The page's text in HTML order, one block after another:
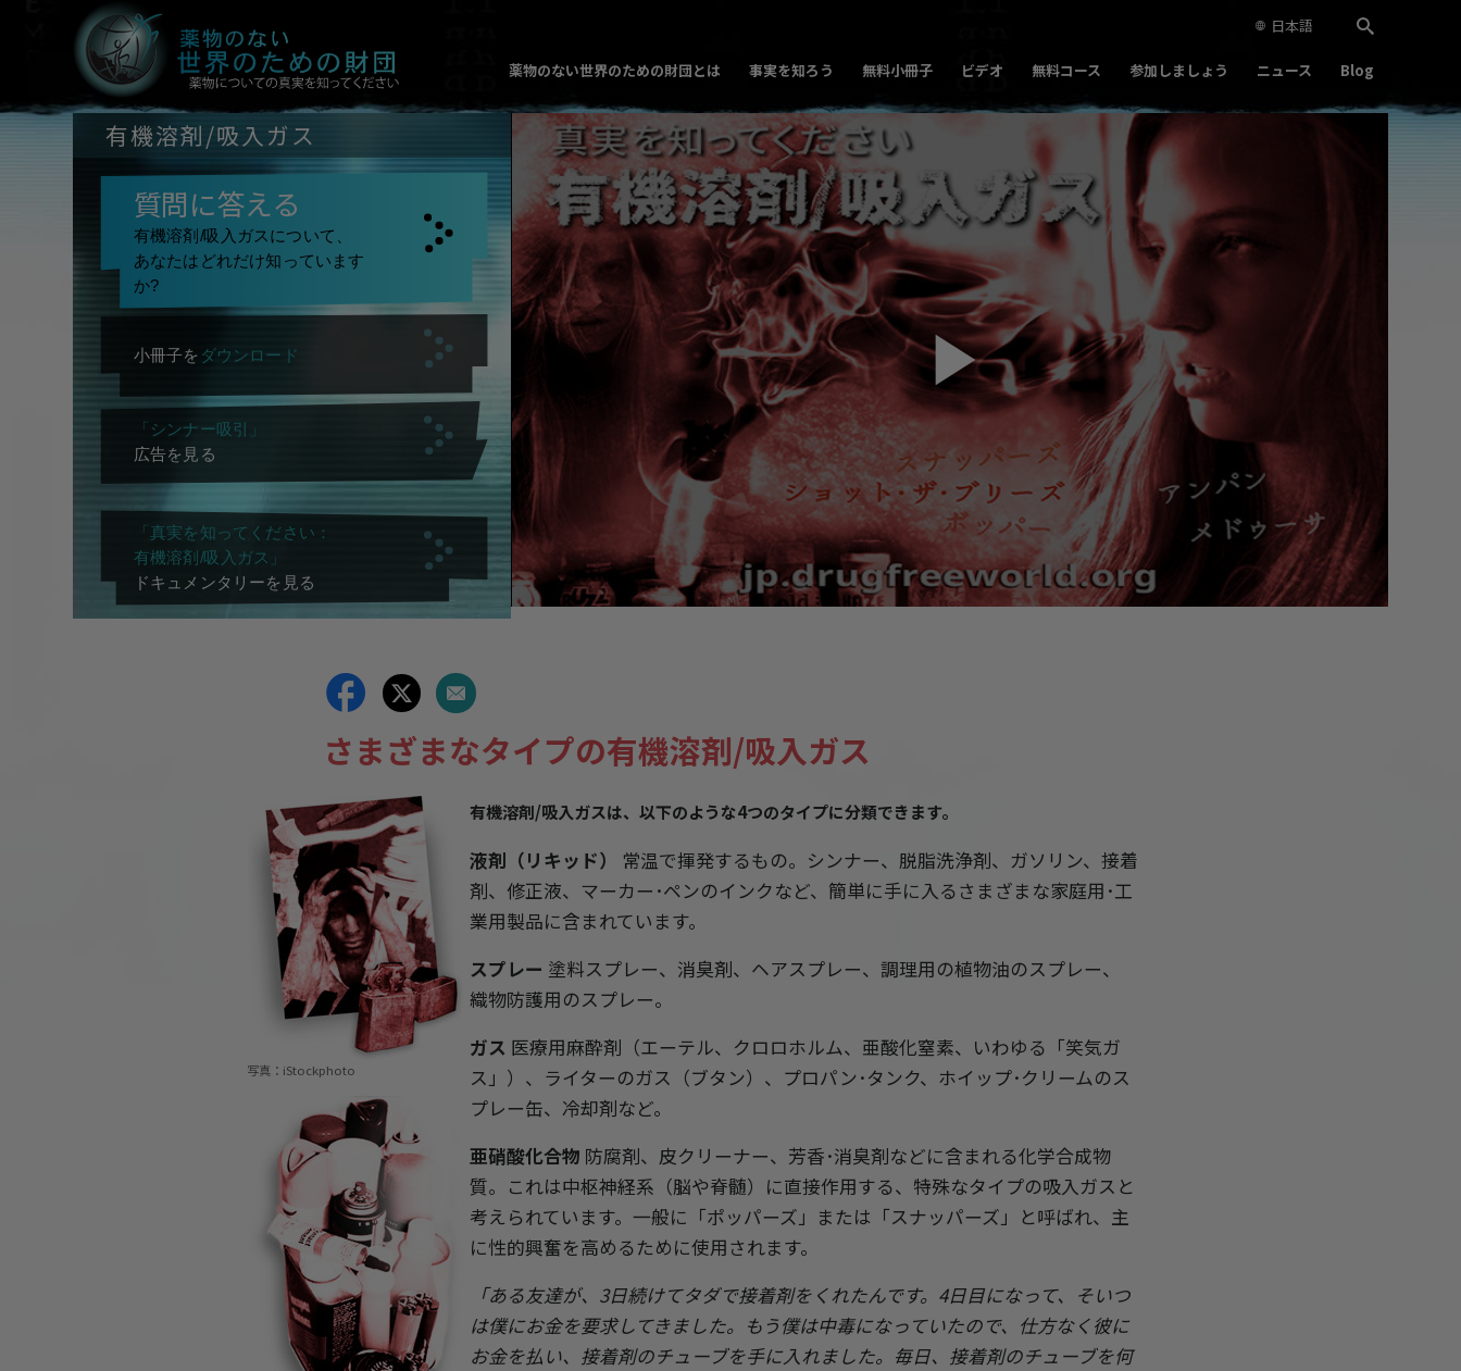
日本語
薬物のない世界のための財団とは 事実を知ろう 無料小冊子 ビデオ 無料コース 参加しましょう ニュース Blog
Play
Video
有機溶剤/吸入ガス
質問に答える
有機溶剤/吸入ガスについて、
あなたはどれだけ知っています
か?
小冊子を ダウンロード
「シンナー吸引」
広告を見る
「真実を知ってください：
有機溶剤/吸入ガス」
ドキュメンタリーを見る
さまざまなタイプの有機溶剤/吸入ガス
写真：iStockphoto
有機溶剤/吸入ガスは、以下のような4つのタイプに分類できます。
液剤（リキッド） 常温で揮発するもの。シンナー、脱脂洗浄剤、ガソリン、接着
剤、修正液、マーカー･ペンのインクなど、簡単に手に入るさまざまな家庭用･工
業用製品に含まれています。
スプレー 塗料スプレー、消臭剤、ヘアスプレー、調理用の植物油のスプレー、
織物防護用のスプレー。
ガス 医療用麻酔剤（エーテル、クロロホルム、亜酸化窒素、いわゆる「笑気ガ
ス」）、ライターのガス（ブタン）、プロパン･タンク、ホイップ･クリームのス
プレー缶、冷却剤など。
亜硝酸化合物 防腐剤、皮クリーナー、芳香･消臭剤などに含まれる化学合成物
質。これは中枢神経系（脳や脊髄）に直接作用する、特殊なタイプの吸入ガスと
考えられています。一般に「ポッパーズ」または「スナッパーズ」と呼ばれ、主
に性的興奮を高めるために使用されます。
「ある友達が、3日続けてタダで接着剤をくれたんです。4日目になって、そいつ
は僕にお金を要求してきました。もう僕は中毒になっていたので、仕方なく彼に
お金を払い、接着剤のチューブを手に入れました。毎日、接着剤のチューブを何